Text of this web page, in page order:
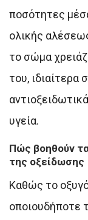
ποσότητες
ολικής
το σώμα
του, ιδιαίτερα
υγεία.
Πώς βοηθούν
της οξείδωσης
Καθώς το
οποιουδήποτε